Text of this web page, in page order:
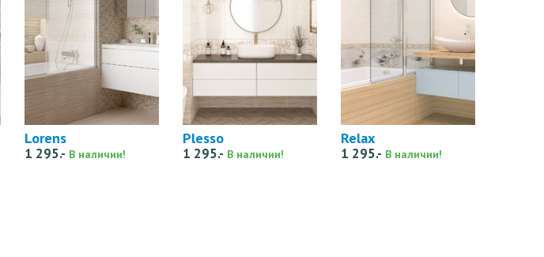
Lorens
1 295.- В наличии!
Plesso
1 295.- В наличии!
Relax
1 295.- В наличии!